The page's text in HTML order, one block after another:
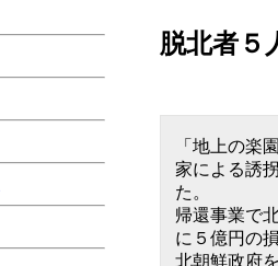
脱北者
「地上の楽
家による誘
た。
帰還事業で
に５億円の
北朝鮮政府